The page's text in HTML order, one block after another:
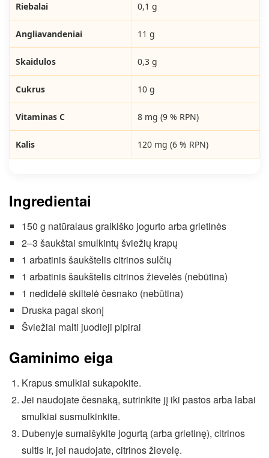
Riebalai 0,1 g
Angliavandeniai 11 g
Skaidulos 0,3 g
Cukrus 10 g
Vitaminas C 8 mg (9 % RPN)
Kalis 120 mg (6 % RPN)
Ingredientai
150 g natūralaus graikiško jogurto arba grietinės
2–3 šaukštai smulkintų šviežių krapų
1 arbatinis šaukštelis citrinos sulčių
1 arbatinis šaukštelis citrinos žievelės (nebūtina)
1 nedidelė skiltelė česnako (nebūtina)
Druska pagal skonį
Šviežiai malti juodieji pipirai
Gaminimo eiga
Krapus smulkiai sukapokite.
Jei naudojate česnaką, sutrinkite jį iki pastos arba labai
smulkiai susmulkinkite.
Dubenyje sumaišykite jogurtą (arba grietinę), citrinos
sultis ir, jei naudojate, citrinos žievelę.